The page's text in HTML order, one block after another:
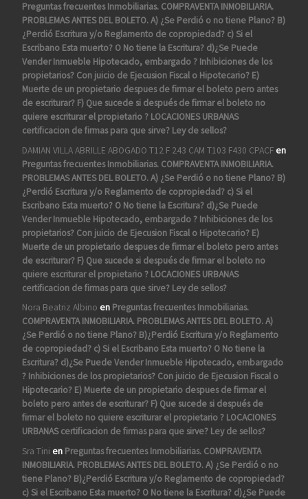
Preguntas frecuentes Inmobiliarias. COMPRAVENTA INMOBILIARIA.
PROBLEMAS ANTES DEL BOLETO. A) ¿Se Perdió o no tiene Plano? B)
¿Perdió Escritura y/o Reglamento de copropiedad? c) Si el
Escribano Esta muerto? O No tiene la Escritura? d)¿Se Puede
Vender Inmueble Hipotecado, embargado ? Inhibiciones de los
propietarios? Con juicio de Ejecusion Fiscal o Hipotecario? E)
Muerte de un propietario despues de firmar el boleto pero antes
de escriturar? F) Que sucede si después de firmar el boleto no
quiere escriturar el propietario ? LOCACIONES URBANAS
certificacion de firmas para que sirve? Ley de sellos?
DAMIAN VILLA ABRILLE ABOGADO T12 F 243 CAM T103 F430 CPACFen
Preguntas frecuentes Inmobiliarias. COMPRAVENTA INMOBILIARIA.
PROBLEMAS ANTES DEL BOLETO. A) ¿Se Perdió o no tiene Plano? B)
¿Perdió Escritura y/o Reglamento de copropiedad? c) Si el
Escribano Esta muerto? O No tiene la Escritura? d)¿Se Puede
Vender Inmueble Hipotecado, embargado ? Inhibiciones de los
propietarios? Con juicio de Ejecusion Fiscal o Hipotecario? E)
Muerte de un propietario despues de firmar el boleto pero antes
de escriturar? F) Que sucede si después de firmar el boleto no
quiere escriturar el propietario ? LOCACIONES URBANAS
certificacion de firmas para que sirve? Ley de sellos?
Nora Beatriz Albino en Preguntas frecuentes Inmobiliarias.
COMPRAVENTA INMOBILIARIA. PROBLEMAS ANTES DEL BOLETO. A)
¿Se Perdió o no tiene Plano? B)¿Perdió Escritura y/o Reglamento
de copropiedad? c) Si el Escribano Esta muerto? O No tiene la
Escritura? d)¿Se Puede Vender Inmueble Hipotecado, embargado
? Inhibiciones de los propietarios? Con juicio de Ejecusion Fiscal o
Hipotecario? E) Muerte de un propietario despues de firmar el
boleto pero antes de escriturar? F) Que sucede si después de
firmar el boleto no quiere escriturar el propietario ? LOCACIONES
URBANAS certificacion de firmas para que sirve? Ley de sellos?
Sra Tini en Preguntas frecuentes Inmobiliarias. COMPRAVENTA
INMOBILIARIA. PROBLEMAS ANTES DEL BOLETO. A) ¿Se Perdió o no
tiene Plano? B)¿Perdió Escritura y/o Reglamento de copropiedad?
c) Si el Escribano Esta muerto? O No tiene la Escritura? d)¿Se Puede